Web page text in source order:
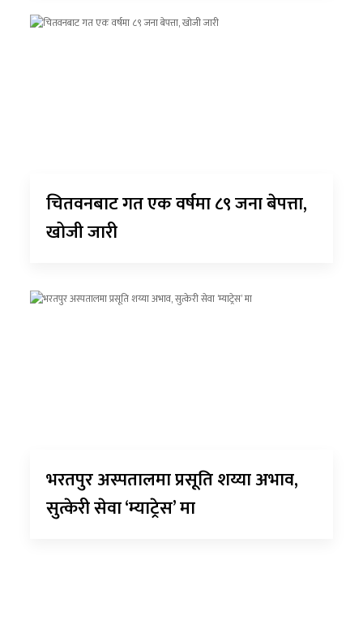
चितवनबाट गत एक वर्षमा ८९ जना बेपत्ता,
खोजी जारी
भरतपुर अस्पतालमा प्रसूति शय्या अभाव,
सुत्केरी सेवा ‘म्याट्रेस’ मा